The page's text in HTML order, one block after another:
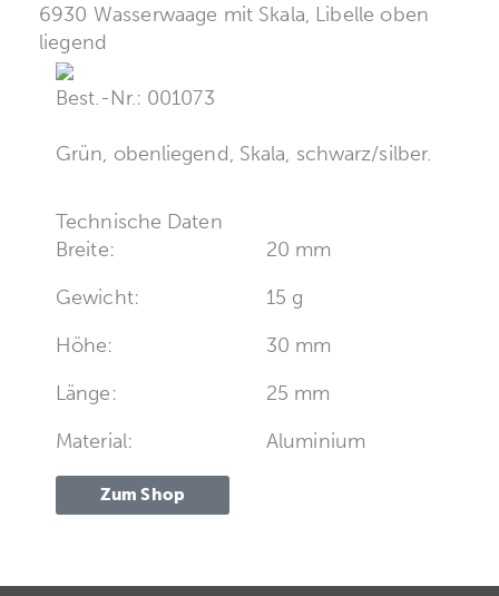
6930 Wasserwaage mit Skala, Libelle oben
liegend
Best.-Nr.: 001073
Grün, obenliegend, Skala, schwarz/silber.
Technische Daten
Breite:
20 mm
Gewicht:
15 g
Höhe:
30 mm
Länge:
25 mm
Material:
Aluminium
Zum Shop